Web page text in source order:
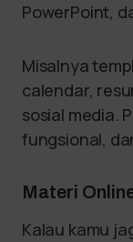
PowerPoint,
Misalnya
calendar,
sosial media.
fungsional,
Materi
Kalau kamu